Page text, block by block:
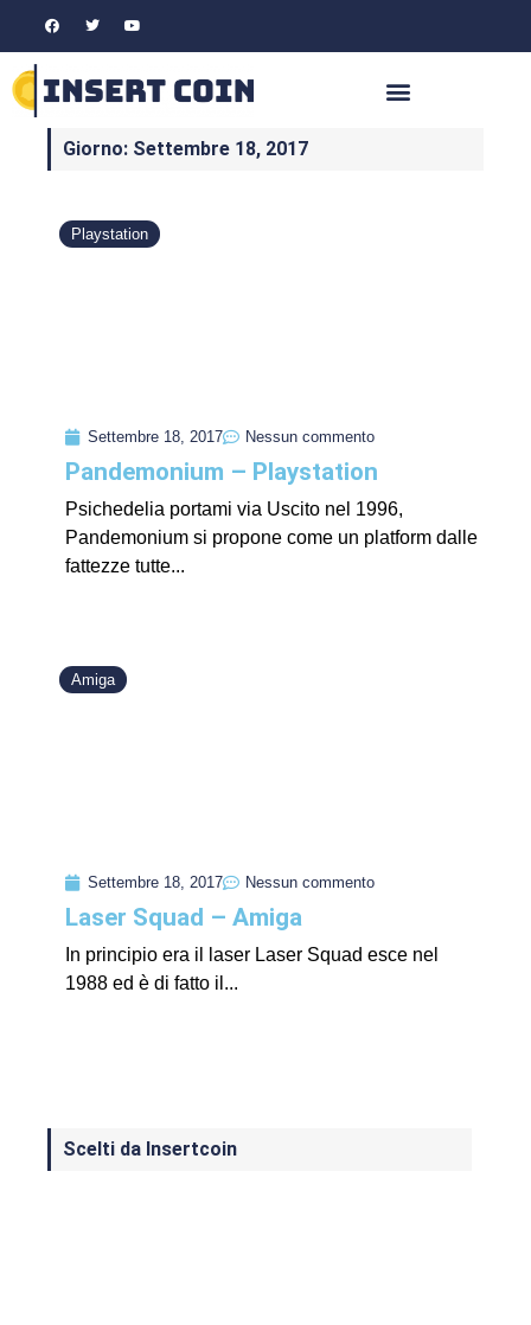
Giorno: Settembre 18, 2017
Playstation
Settembre 18, 2017 Nessun commento
Pandemonium – Playstation
Psichedelia portami via Uscito nel 1996,
Pandemonium si propone come un platform dalle
fattezze tutte...
Amiga
Settembre 18, 2017 Nessun commento
Laser Squad – Amiga
In principio era il laser Laser Squad esce nel
1988 ed è di fatto il...
Scelti da Insertcoin